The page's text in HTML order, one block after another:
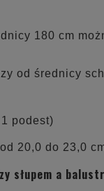
180 cm
od średnicy
podest)
od 20,0 do 23,0
słupem a